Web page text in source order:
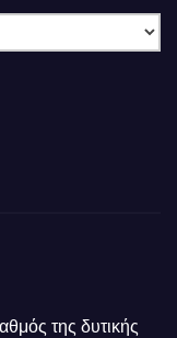
της δυτικής